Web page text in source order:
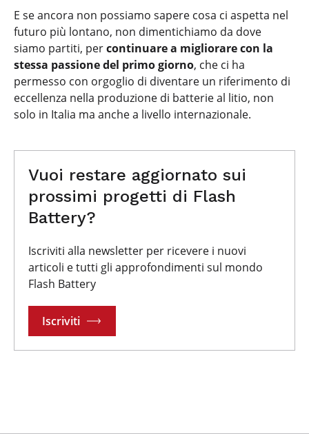
E se ancora non possiamo sapere cosa ci aspetta nel
futuro più lontano, non dimentichiamo da dove
siamo partiti, percontinuare a migliorare con la
stessa passione del primo giorno, che ci ha
permesso con orgoglio di diventare un riferimento di
eccellenza nella produzione di batterie al litio, non
solo in Italia ma anche a livello internazionale.
Vuoi restare aggiornato sui
prossimi progetti di Flash
Battery?
Iscriviti alla newsletter per ricevere i nuovi
articoli e tutti gli approfondimenti sul mondo
Flash Battery
Iscriviti